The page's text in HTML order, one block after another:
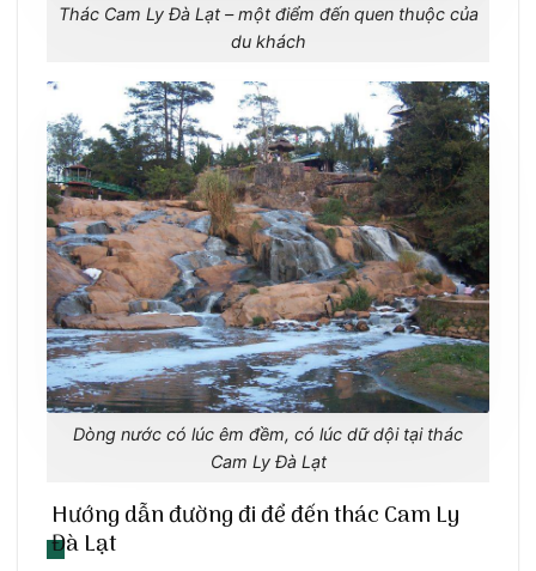
Thác Cam Ly Đà Lạt – một điểm đến quen thuộc của
du khách
Dòng nước có lúc êm đềm, có lúc dữ dội tại thác
Cam Ly Đà Lạt
Hướng dẫn đường đi để đến thác Cam Ly
Đà Lạt